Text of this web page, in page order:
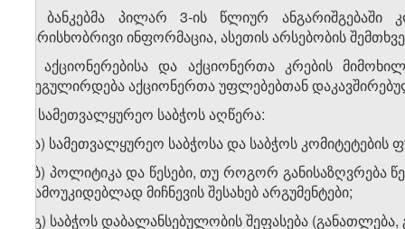
2. ბანკებმა პილარ 3-ის წლიურ ანგარიშგებაში
ხარისხობრივი ინფორმაცია, ასეთის არსებობის
ა) აქციონერებისა და აქციონერთა კრების
რეგულირდება აქციონერთა უფლებებთან
ბ) სამეთვალყურეო საბჭოს აღწერა:
ბ.ა) სამეთვალყურეო საბჭოსა და საბჭოს
ბ.ბ) პოლიტიკა და წესები, თუ როგორ
დამოუკიდებლად მიჩნევის შესახებ არგუმენტები;
ბ.გ) საბჭოს დაბალანსებულობის შეფასება